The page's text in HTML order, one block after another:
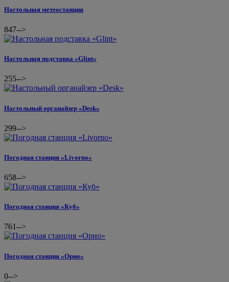
Настольная метеостанция
847-->
Настольная подставка «Glint»
255-->
Настольный органайзер «Desk»
299-->
Погодная станция «Livorno»
658-->
Погодная станция «Куб»
761-->
Погодная станция «Орио»
0-->